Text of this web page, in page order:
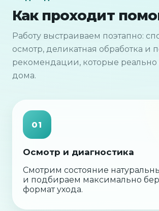
Как проходит
Работу выстраиваем поэтапно:
осмотр, деликатная обработка и
рекомендации, которые реально
дома.
01
Осмотр и диагностика
Смотрим состояние
и подбираем максимально
формат ухода.